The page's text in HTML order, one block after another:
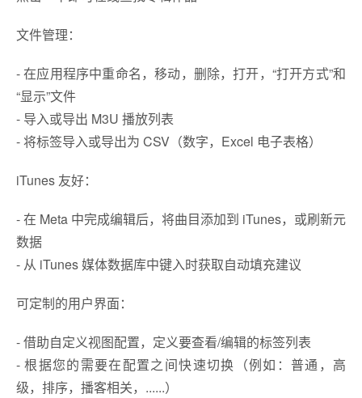
文件管理：
- 在应用程序中重命名，移动，删除，打开，“打开方式”和
“显示”文件
- 导入或导出 M3U 播放列表
- 将标签导入或导出为 CSV（数字，Excel 电子表格）
iTunes 友好：
- 在 Meta 中完成编辑后，将曲目添加到 iTunes，或刷新元
数据
- 从 iTunes 媒体数据库中键入时获取自动填充建议
可定制的用户界面：
- 借助自定义视图配置，定义要查看/编辑的标签列表
- 根据您的需要在配置之间快速切换（例如：普通，高
级，排序，播客相关，......）